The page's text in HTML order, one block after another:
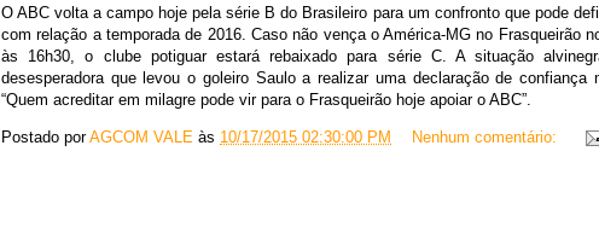
O ABC volta a campo hoje pela série B do Brasileiro para um confronto que pode
com relação a temporada de 2016. Caso não vença o América-MG no Frasqueirão
às 16h30, o clube potiguar estará rebaixado para série C. A situação
desesperadora que levou o goleiro Saulo a realizar uma declaração de confiança
“Quem acreditar em milagre pode vir para o Frasqueirão hoje apoiar o ABC”.
Postado porAGCOM VALE às 10/17/2015 02:30:00 PM Nenhum comentário: